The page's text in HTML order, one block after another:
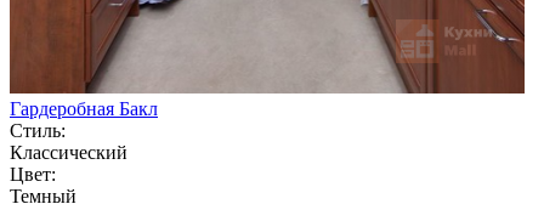
Гардеробная Бакл
Стиль:
Классический
Цвет:
Темный